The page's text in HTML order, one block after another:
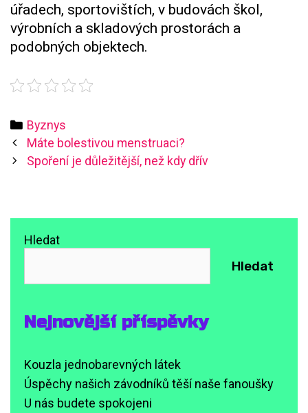
úřadech, sportovištích, v budovách škol,
výrobních a skladových prostorách a
podobných objektech.
Categories
Byznys
Post
navigation
Máte bolestivou menstruaci?
Spoření je důležitější, než kdy dřív
Hledat
Hledat
Nejnovější příspěvky
Kouzla jednobarevných látek
Úspěchy našich závodníků těší naše fanoušky
U nás budete spokojeni